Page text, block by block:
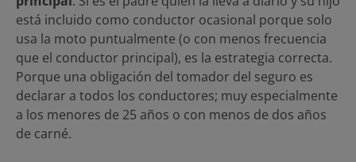
está incluido como conductor ocasional porque solo
usa la moto puntualmente (o con menos frecuencia
que el conductor principal), es la estrategia correcta.
Porque una obligación del tomador del seguro es
declarar a todos los conductores; muy especialmente
a los menores de 25 años o con menos de dos años
de carné.